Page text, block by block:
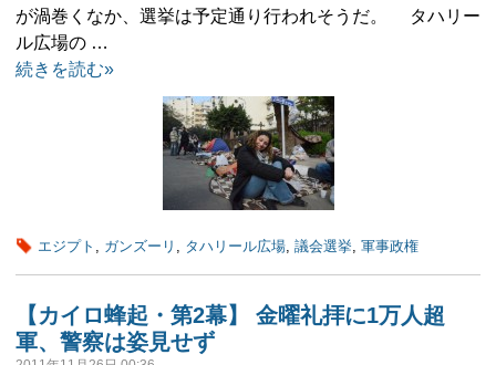
が渦巻くなか、選挙は予定通り行われそうだ。 タハリー
ル広場の …
続きを読む»
エジプト , ガンズーリ , タハリール広場, 議会選挙, 軍事政権
【カイロ蜂起・第2幕】 金曜礼拝に1万人超
軍、警察は姿見せず